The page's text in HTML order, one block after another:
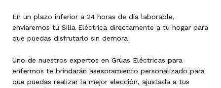
En un plazo inferior a 24 horas de día laborable,
enviaremos tu Silla Eléctrica directamente a tu hogar para
que puedas disfrutarlo sin demora
Uno de nuestros expertos en Grúas Eléctricas para
enfermos te brindarán asesoramiento personalizado para
que puedas realizar la mejor elección, ajustada a tus